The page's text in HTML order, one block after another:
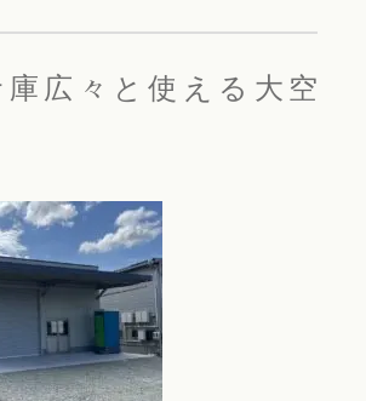
庫広々と使える大空